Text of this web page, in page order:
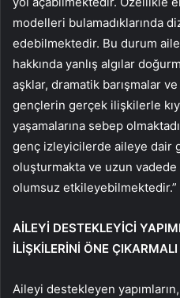
modelleri bulamadıklarında
edebilmektedir. Bu durum
hakkında yanlış algılar
aşklar, dramatik barışmalar
gençlerin gerçek ilişkilerle
yaşamalarına sebep
genç izleyicilerde aileye dair
oluşturmakta ve uzun
olumsuz etkileyebilmektedir.”
AİLEYİ DESTEKLEYİCİ
İLİŞKİLERİNİ ÖNE ÇIKARMALI
Aileyi destekleyen